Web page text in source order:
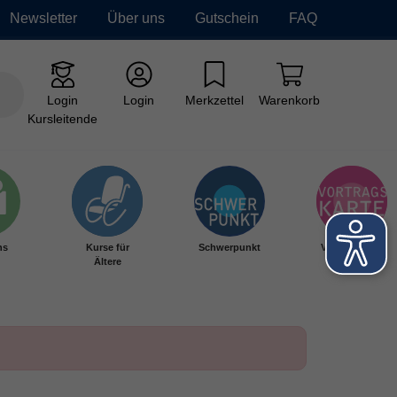
Newsletter Über uns Gutschein FAQ
Login
Kursleitende
Login Merkzettel Warenkorb
Kurse für
Ältere
Schwerpunkt Vortragskarte